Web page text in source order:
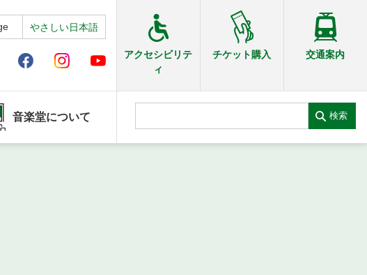
やさしい日本語
アクセシビリテ
ィ
チケット購入 交通案内
音楽堂について 検索